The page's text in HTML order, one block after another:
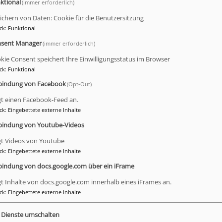
und die Evangelikalen
- eine (un)heilige Allianz?
November 2016 für die meisten Menschen wie ein
Scherz klingt, wurde an diesem Tag wahr: Donald
Trump, den kaum eine Umfrage ernsthaft zuvor
auf dem Radar hatte, wurde Präsident der
Vereinigten Staaten von Amerika. Damit fragten
gewählt? Und – warum?“
(immer erforderlich)
von Daten: Cookie für die Benutzersitzung
: Funktional
Manager(immer erforderlich)
Consent speichert Ihre Einwilligungsstatus im Browser
: Funktional
von Facebook(Opt-Out)
einen Facebook-Feed an.
: Eingebettete externe Inhalte
von Youtube-Videos
Videos von Youtube
: Eingebettete externe Inhalte
von docs.google.com über ein iFrame
Inhalte von docs.google.com innerhalb eines iFrames an.
: Eingebettete externe Inhalte
Dienste umschalten